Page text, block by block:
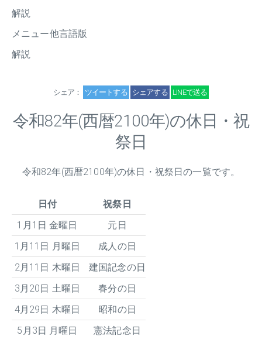
解説
メニュー他言語版
解説
シェア： ツイートする シェアする LINEで送る
令和82年(西暦2100年)の休日・祝
祭日
令和82年(西暦2100年)の休日・祝祭日の一覧です。
日付
祝祭日
1月1日 金曜日
元日
1月11日 月曜日
成人の日
2月11日 木曜日
建国記念の日
3月20日 土曜日
春分の日
4月29日 木曜日
昭和の日
5月3日 月曜日
憲法記念日